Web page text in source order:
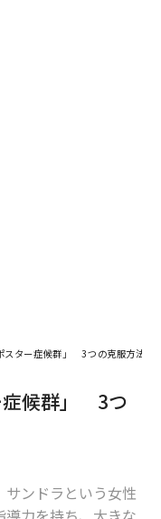
「ヒーロー呪縛」
実
スター症候群」 3つの克服方法
症候群」 3つ
ンドラという女性